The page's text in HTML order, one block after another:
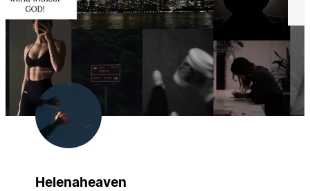
Helenaheaven